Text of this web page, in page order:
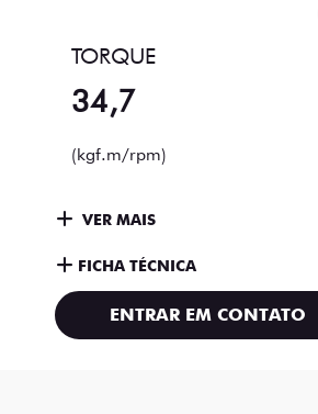
TORQUE
34,7
(kgf.m/rpm)
VER MAIS
FICHA TÉCNICA
ENTRAR EM CONTATO